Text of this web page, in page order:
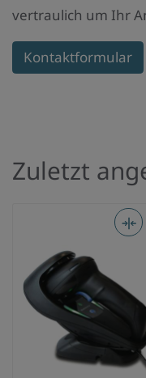
vertraulich um Ihr
Kontaktformular
Zuletzt